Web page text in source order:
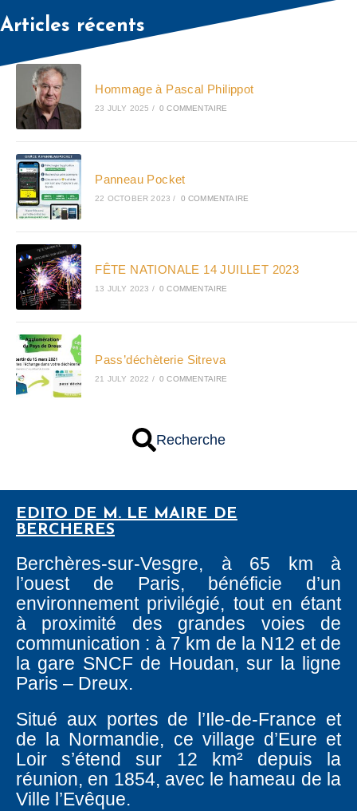
Articles récents
Hommage à Pascal Philippot
23 JULY 2025 / 0 COMMENTAIRE
Panneau Pocket
22 OCTOBER 2023 / 0 COMMENTAIRE
FÊTE NATIONALE 14 JUILLET 2023
13 JULY 2023 / 0 COMMENTAIRE
Pass’déchèterie Sitreva
21 JULY 2022 / 0 COMMENTAIRE
Recherche
EDITO DE M. LE MAIRE DE
BERCHERES
Berchères-sur-Vesgre, à 65 km à
l’ouest de Paris, bénéficie d’un
environnement privilégié, tout en étant
à proximité des grandes voies de
communication : à 7 km de la N12 et de
la gare SNCF de Houdan, sur la ligne
Paris – Dreux.
Situé aux portes de l’Ile-de-France et
de la Normandie, ce village d’Eure et
Loir s’étend sur 12 km² depuis la
réunion, en 1854, avec le hameau de la
Ville l’Evêque.